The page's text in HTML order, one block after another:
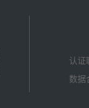
认证
数据